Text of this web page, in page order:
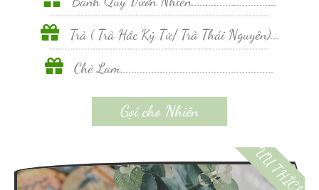
Trà ( Trà Hắc Kỷ Tử/ Trà Thái Nguyên)...
Chè Lam......................................................
Gọi cho Nhiên
ƯU THÍCH